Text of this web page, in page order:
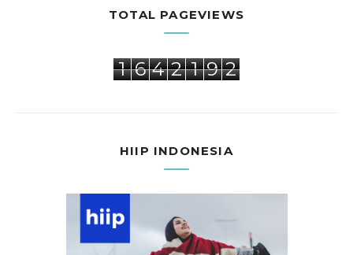
TOTAL PAGEVIEWS
1 6 4 2 1 9 2
HIIP INDONESIA